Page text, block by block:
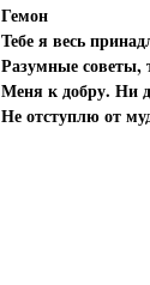
Гемон
Тебе я весь
Разумные советы,
Меня к добру. Ни
Не отступлю от